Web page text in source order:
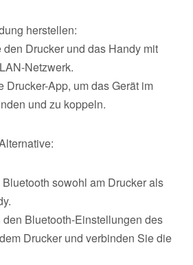
herstellen:
Drucker und das Handy mit
Netzwerk.
Drucker-App, um das Gerät im
und zu koppeln.
sowohl am Drucker als
Bluetooth-Einstellungen des
Drucker und verbinden Sie die